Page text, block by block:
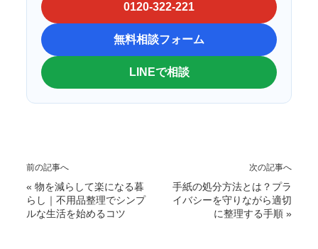
0120-322-221
無料相談フォーム
LINEで相談
前の記事へ
« 物を減らして楽になる暮
らし｜不用品整理でシンプ
ルな生活を始めるコツ
次の記事へ
手紙の処分方法とは？プラ
イバシーを守りながら適切
に整理する手順 »